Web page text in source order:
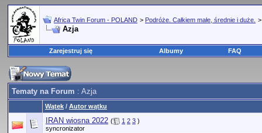
Africa Twin Forum - POLAND > Podróże. Całkiem małe, średnie i duże.
Azja
Zarejestruj się Albumy FAQ
Tematy na Forum : Azja
Wątek / Autor wątku
IRAN wiosna 2022 ( 1 2 3 )
syncronizator